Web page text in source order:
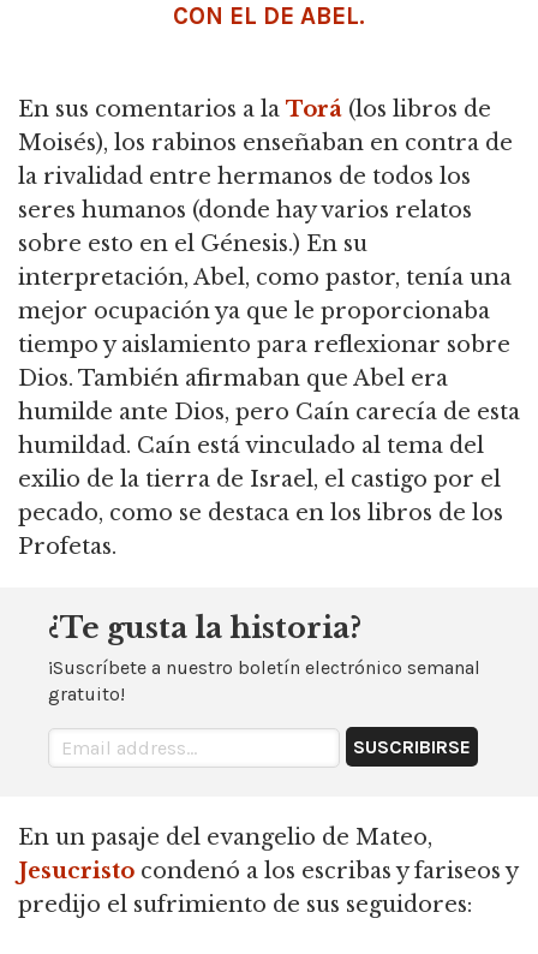
CON EL DE ABEL.
En sus comentarios a la Torá (los libros de
Moisés), los rabinos enseñaban en contra de
la rivalidad entre hermanos de todos los
seres humanos (donde hay varios relatos
sobre esto en el Génesis.) En su
interpretación, Abel, como pastor, tenía una
mejor ocupación ya que le proporcionaba
tiempo y aislamiento para reflexionar sobre
Dios. También afirmaban que Abel era
humilde ante Dios, pero Caín carecía de esta
humildad. Caín está vinculado al tema del
exilio de la tierra de Israel, el castigo por el
pecado, como se destaca en los libros de los
Profetas.
¿Te gusta la historia?
¡Suscríbete a nuestro boletín electrónico semanal
gratuito!
En un pasaje del evangelio de Mateo,
Jesucristo condenó a los escribas y fariseos y
predijo el sufrimiento de sus seguidores: